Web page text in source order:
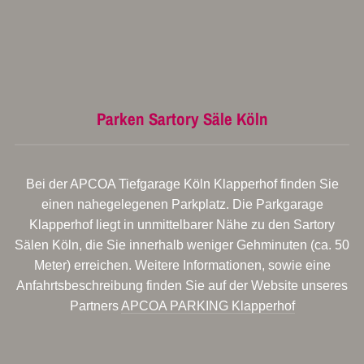
Parken Sartory Säle Köln
Bei der APCOA Tiefgarage Köln Klapperhof finden Sie
einen nahegelegenen Parkplatz. Die Parkgarage
Klapperhof liegt in unmittelbarer Nähe zu den Sartory
Sälen Köln, die Sie innerhalb weniger Gehminuten (ca. 50
Meter) erreichen. Weitere Informationen, sowie eine
Anfahrtsbeschreibung finden Sie auf der Website unseres
PartnersAPCOA PARKING Klapperhof